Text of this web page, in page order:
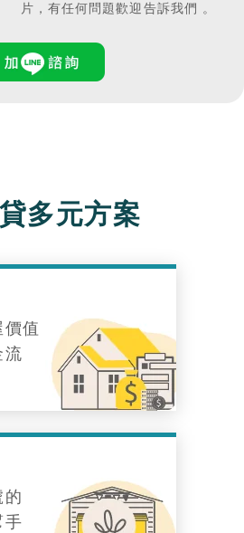
片，有任何問題歡迎告訴我們 。
多元方案
價值
流
的
手